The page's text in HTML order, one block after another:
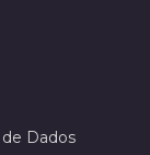
Dados